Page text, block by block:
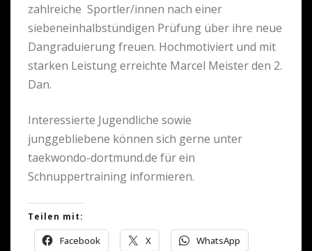
zahlreiche Sportler/innen nach einer
siebeneinhalbstündigen Prüfung über ihre neue
Dangraduierung freuen. Hochmotiviert und mit
starken Leistung erreichte Marcel Meister den 2.
Dan.
Interessierte Jugendliche sowie
junggebliebene können sich gerne unter
taekwondo-dortmund.de für ein
Schnuppertraining informieren.
Teilen mit:
Facebook X WhatsApp